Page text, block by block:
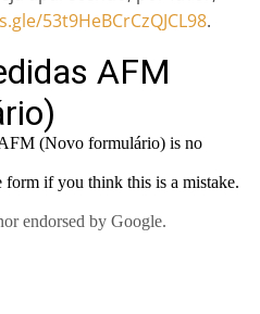
53t9HeBCrCzQJCL98.